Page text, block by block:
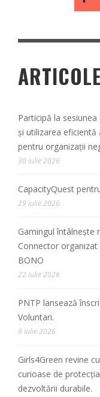
Participă la
și utilizarea
pentru organizații
30 iulie 2026
CapacityQuest
29 iulie 2026
Gamingul întâlnește
Connector organizat
BONO
22 iulie 2026
PNTP lansează
Voluntari.
9 iulie 2026
Girls4Green revine
curioase de
dezvoltării durabile.